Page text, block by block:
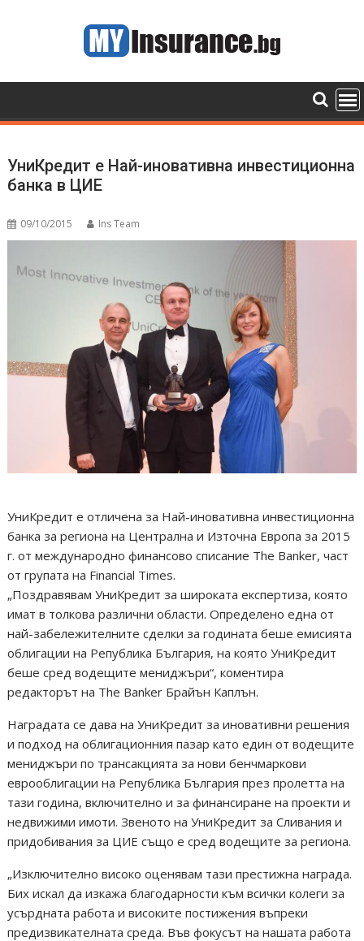
УниКредит е Най-иновативна инвестиционна
банка в ЦИЕ
09/10/2015 Ins Team
УниКредит е отличена за Най-иновативна инвестиционна
банка за региона на Централна и Източна Европа за 2015
г. от международно финансово списание The Banker, част
от групата на Financial Times.
„Поздравявам УниКредит за широката експертиза, която
имат в толкова различни области. Определено една от
най-забележителните сделки за годината беше емисията
облигации на Република България, на която УниКредит
беше сред водещите мениджъри“, коментира
редакторът на The Banker Брайън Каплън.
Наградата се дава на УниКредит за иновативни решения
и подход на облигационния пазар като един от водещите
мениджъри по трансакцията за нови бенчмаркови
еврооблигации на Република България през пролетта на
тази година, включително и за финансиране на проекти и
недвижими имоти. Звеното на УниКредит за Сливания и
придобивания за ЦИЕ също е сред водещите за региона.
„Изключително високо оценявам тази престижна награда.
Бих искал да изкажа благодарности към всички колеги за
усърдната работа и високите постижения въпреки
предизвикателната среда. Във фокусът на нашата работа